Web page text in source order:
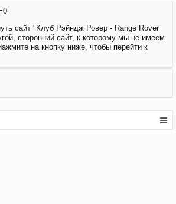
сайт "Клуб Рэйндж Ровер - Range Rover
сторонний сайт, к которому мы не имеем
на кнопку ниже, чтобы перейти к